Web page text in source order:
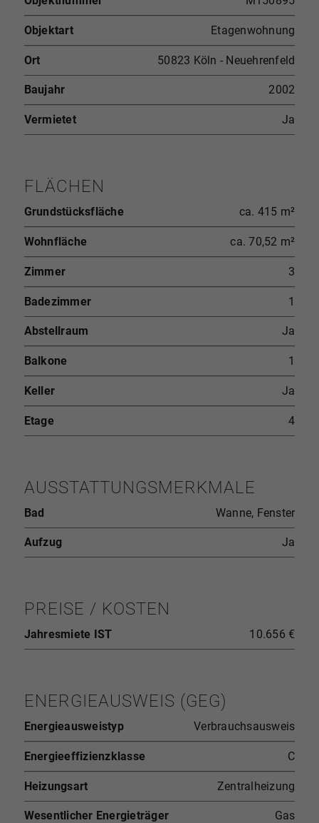
Objektart Etagenwohnung
Ort 50823 Köln - Neuehrenfeld
Baujahr 2002
Vermietet Ja
FLÄCHEN
Grundstücksfläche ca. 415 m²
Wohnfläche ca. 70,52 m²
Zimmer 3
Badezimmer 1
Abstellraum Ja
Balkone 1
Keller Ja
Etage 4
AUSSTATTUNGSMERKMALE
Bad Wanne, Fenster
Aufzug Ja
PREISE / KOSTEN
Jahresmiete IST 10.656 €
ENERGIEAUSWEIS (GEG)
Energieausweistyp Verbrauchsausweis
Energieeffizienzklasse C
Heizungsart Zentralheizung
Wesentlicher Energieträger Gas